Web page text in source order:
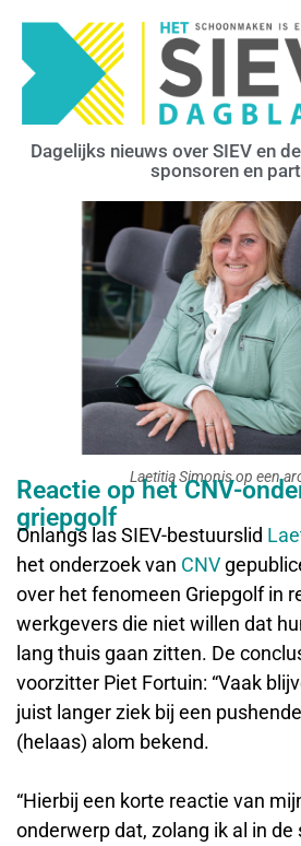
Dagelijks nieuws over SIEV en
sponsoren en
Laetitia Simonis op een
Reactie op het CNV-
griepgolf
Onlangs las SIEV-bestuurslid
het onderzoek van CNV
over het fenomeen Griepgolf in
werkgevers die niet willen dat
lang thuis gaan zitten. De
voorzitter Piet Fortuin: “Vaak
juist langer ziek bij een
(helaas) alom bekend.
“Hierbij een korte reactie van
onderwerp dat, zolang ik al in de